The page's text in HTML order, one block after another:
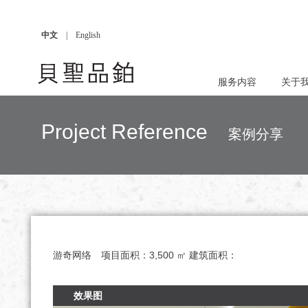
中文 English
服务内容 关于
Project Reference 案例分享
游奇网络 项目面积： 3,500 ㎡ 建筑面积：
效果图